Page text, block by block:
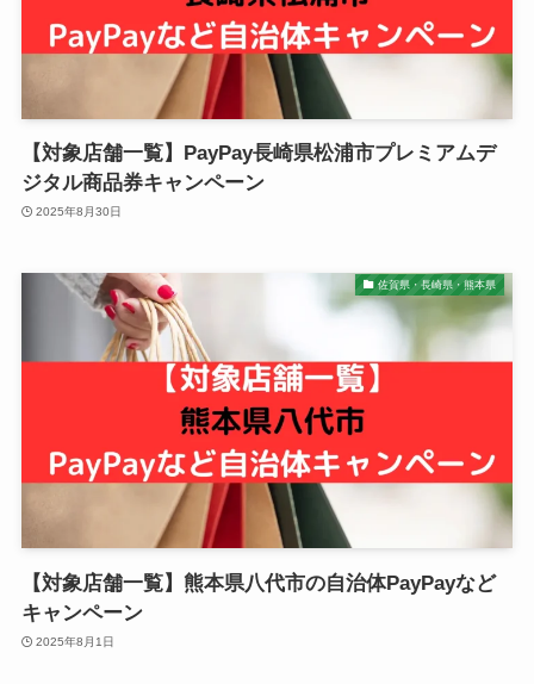
【対象店舗一覧】PayPay長崎県松浦市プレミアムデ
ジタル商品券キャンペーン
2025年8月30日
佐賀県・長崎県・熊本県
【対象店舗一覧】熊本県八代市の自治体PayPayなど
キャンペーン
2025年8月1日